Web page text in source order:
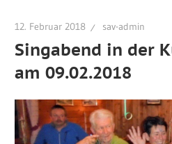
12. Februar 2018 sav-admin
Singabend in der
am 09.02.2018